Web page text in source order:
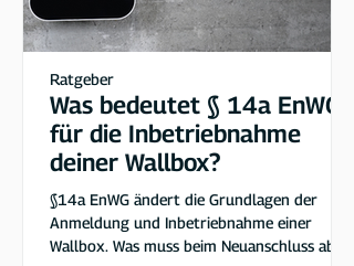
Was bedeutet § 14a EnWG
für die Inbetriebnahme
deiner Wallbox?
§14a EnWG ändert die Grundlagen der
Anmeldung und Inbetriebnahme einer
Wallbox. Was muss beim Neuanschluss ab
Ratgeber